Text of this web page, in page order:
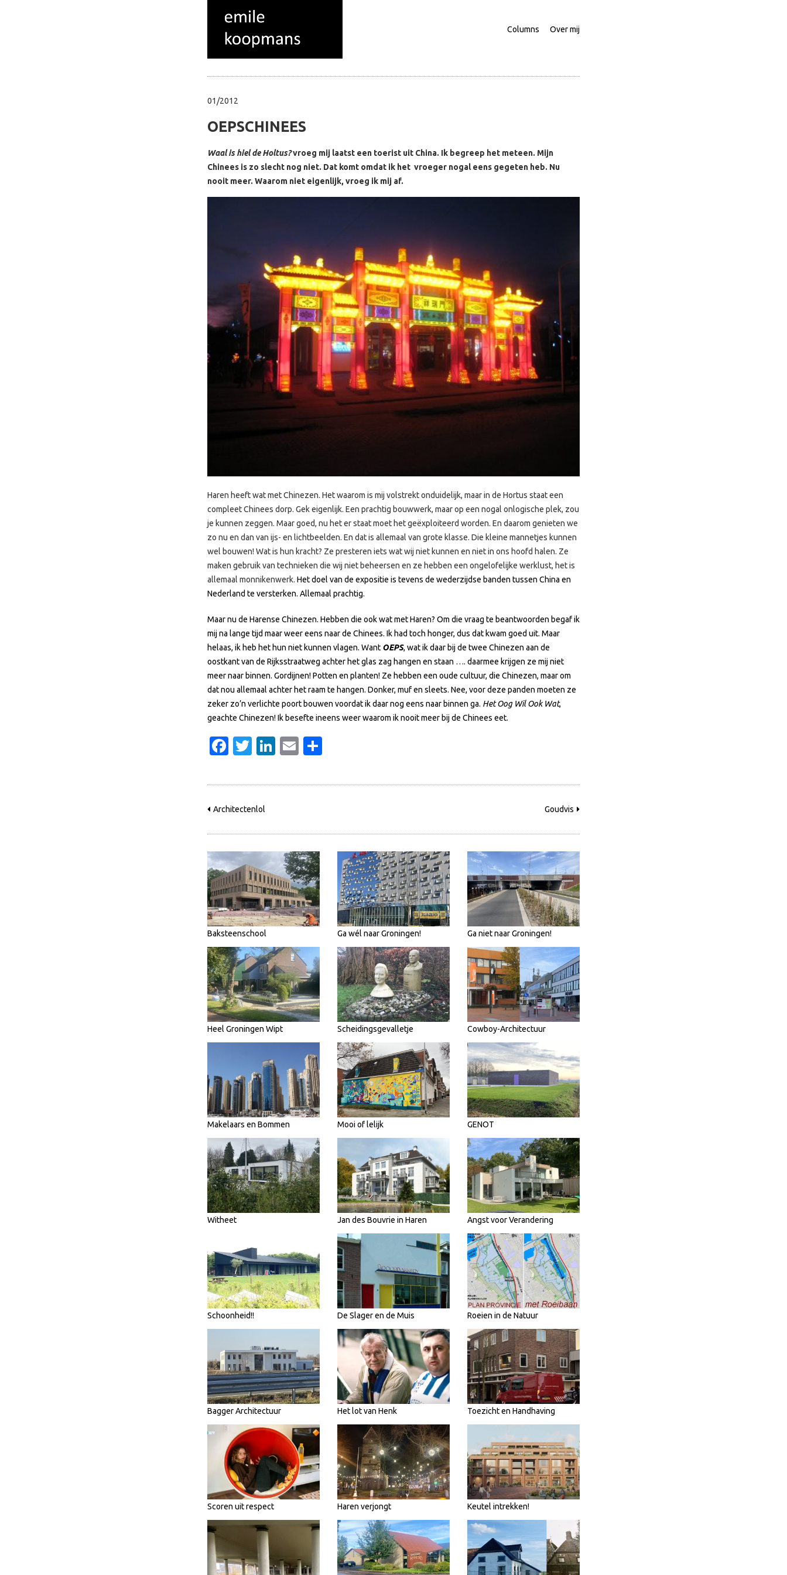
Columns Over mij
01/2012
OEPSCHINEES
Waal is hiel de Holtus?vroeg mij laatst een toerist uit China. Ik begreep het meteen. Mijn
Chinees is zo slecht nog niet. Dat komt omdat ik het vroeger nogal eens gegeten heb. Nu
nooit meer. Waarom niet eigenlijk, vroeg ik mij af.
Haren heeft wat met Chinezen. Het waarom is mij volstrekt onduidelijk, maar in de Hortus staat een
compleet Chinees dorp. Gek eigenlijk. Een prachtig bouwwerk, maar op een nogal onlogische plek, zou
je kunnen zeggen. Maar goed, nu het er staat moet het geëxploiteerd worden. En daarom genieten we
zo nu en dan van ijs- en lichtbeelden. En dat is allemaal van grote klasse. Die kleine mannetjes kunnen
wel bouwen! Wat is hun kracht? Ze presteren iets wat wij niet kunnen en niet in ons hoofd halen. Ze
maken gebruik van technieken die wij niet beheersen en ze hebben een ongelofelijke werklust, het is
allemaal monnikenwerk. Het doel van de expositie is tevens de wederzijdse banden tussen China en
Nederland te versterken. Allemaal prachtig.
Maar nu de Harense Chinezen. Hebben die ook wat met Haren? Om die vraag te beantwoorden begaf ik
mij na lange tijd maar weer eens naar de Chinees. Ik had toch honger, dus dat kwam goed uit. Maar
helaas, ik heb het hun niet kunnen vlagen. Want OEPS, wat ik daar bij de twee Chinezen aan de
oostkant van de Rijksstraatweg achter het glas zag hangen en staan …. daarmee krijgen ze mij niet
meer naar binnen. Gordijnen! Potten en planten! Ze hebben een oude cultuur, die Chinezen, maar om
dat nou allemaal achter het raam te hangen. Donker, muf en sleets. Nee, voor deze panden moeten ze
zeker zo’n verlichte poort bouwen voordat ik daar nog eens naar binnen ga. Het Oog Wil Ook Wat,
geachte Chinezen! Ik besefte ineens weer waarom ik nooit meer bij de Chinees eet.
Facebook
Twitter
LinkedIn
Email
Architectenlol Goudvis
Baksteenschool Ga wél naar Groningen! Ga niet naar Groningen!
Heel Groningen Wipt Scheidingsgevalletje Cowboy-Architectuur
Makelaars en Bommen Mooi of lelijk GENOT
Witheet Jan des Bouvrie in Haren Angst voor Verandering
Schoonheid!! De Slager en de Muis Roeien in de Natuur
Bagger Architectuur Het lot van Henk Toezicht en Handhaving
Scoren uit respect Haren verjongt Keutel intrekken!